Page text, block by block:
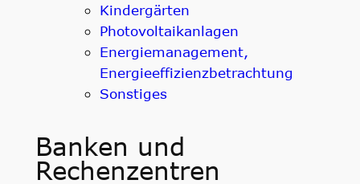
Kindergärten
Photovoltaikanlagen
Energiemanagement,
Energieeffizienzbetrachtung
Sonstiges
Banken und
Rechenzentren